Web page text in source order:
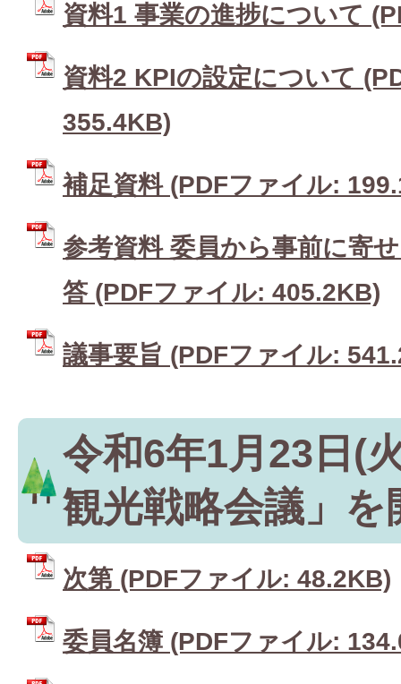
資料1 事業の進捗について
資料2 KPIの設定について
355.4KB)
補足資料 (PDFファイル:
参考資料 委員から事前に寄
答 (PDFファイル: 405.2KB)
議事要旨 (PDFファイル:
令和6年1月23日(
観光戦略会議」
次第 (PDFファイル: 48.2KB)
委員名簿 (PDFファイル: